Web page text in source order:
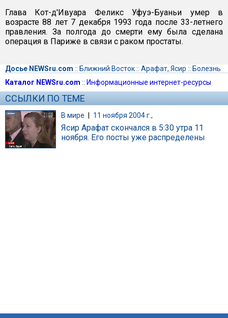
Глава Кот-д'Ивуара Феликс Уфуэ-Буаньи умер в
возрасте 88 лет 7 декабря 1993 года после 33-летнего
правления. За полгода до смерти ему была сделана
операция в Париже в связи с раком простаты.
Досье NEWSru.com :: Ближний Восток:: Арафат, Ясир :: Болезнь
Каталог NEWSru.com :: Информационные интернет-ресурсы
ССЫЛКИ ПО ТЕМЕ
В мире | 11 ноября 2004 г.,
Ясир Арафат скончался в 5:30 утра 11
ноября. Его посты уже распределены